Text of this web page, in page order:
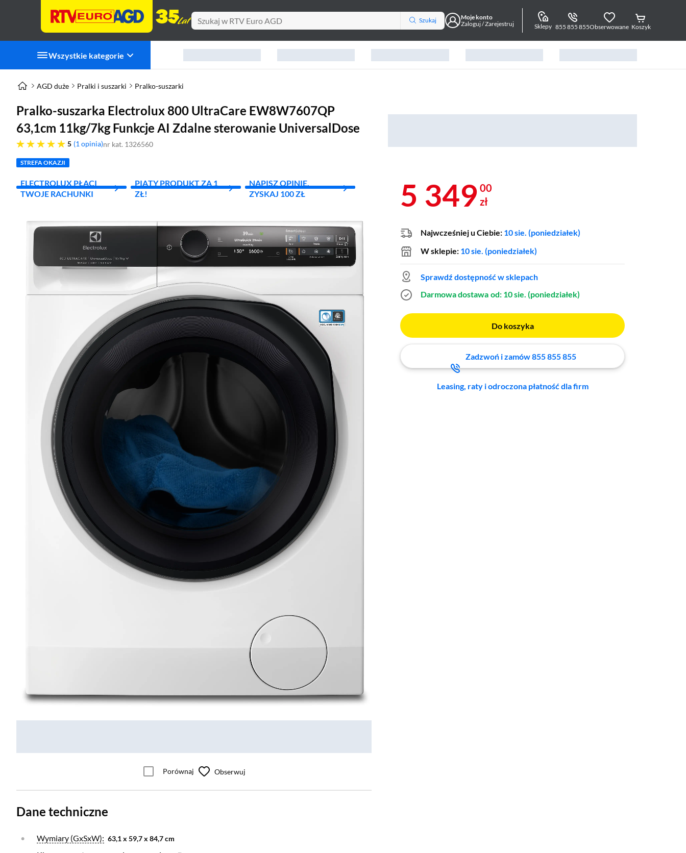
Szukaj
Moje konto
Zaloguj / Zarejestruj
Sklepy 855 855 855Obserwowane Koszyk
Wszystkie kategorie
AGD duże Pralki i suszarki Pralko-suszarki
Pralko-suszarka Electrolux 800 UltraCare EW8W7607QP
63,1cm 11kg/7kg Funkcje AI Zdalne sterowanie UniversalDose
5
pięć gwiazdek 1 opinia nr kat. 1326560
STREFA OKAZJI
ELECTROLUX PŁACI
TWOJE RACHUNKI
PIĄTY PRODUKT ZA 1
ZŁ!
NAPISZ OPINIĘ,
ZYSKAJ 100 ZŁ
Porównaj Obserwuj
5 349 00
zł
Najwcześniej u Ciebie: 10 sie. (poniedziałek)
W sklepie: 10 sie. (poniedziałek)
Sprawdź dostępność w sklepach
Darmowa dostawa od: 10 sie. (poniedziałek)
Do koszyka
Zadzwoń i zamów 855 855 855
Leasing, raty i odroczona płatność dla firm
Dane techniczne
Otwórz warstwę
Wymiary (GxSxW): 63,1 x 59,7 x 84,7 cm